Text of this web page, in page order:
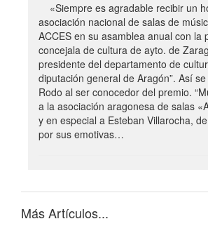
«Siempre es agradable recibir un
asociación nacional de salas de
ACCES en su asamblea anual con la
concejala de cultura de ayto. de
presidente del departamento de
diputación general de Aragón”. Así
Rodo al ser conocedor del premio.
a la asociación aragonesa de salas
y en especial a Esteban Villarocha,
por sus emotivas…
Más Artículos...